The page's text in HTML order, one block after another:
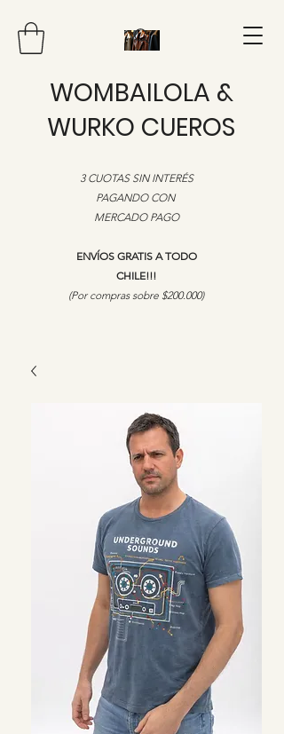
WOMBAILOLA &
WURKO CUEROS
3 CUOTAS SIN INTERÉS
PAGANDO CON
MERCADO PAGO
ENVÍOS GRATIS A TODO
CHILE!!!
​(Por compras sobre $200.000)